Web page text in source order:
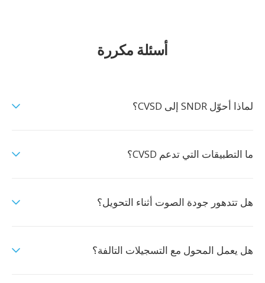
أسئلة مكررة
لماذا أحوّل SNDR إلى CVSD؟
ما التطبيقات التي تدعم CVSD؟
هل تتدهور جودة الصوت أثناء التحويل؟
هل يعمل المحول مع التسجيلات التالفة؟